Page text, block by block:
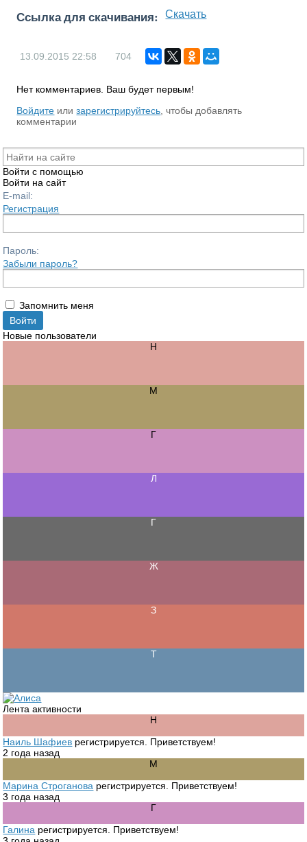
Ссылка для скачивания: Скачать
13.09.2015 22:58 704
Нет комментариев. Ваш будет первым!
Войдите илизарегистрируйтесь , чтобы добавлять
комментарии
Войти с помощью
Войти на сайт
E-mail:
Регистрация
Пароль:
Забыли пароль?
Запомнить меня
Новые пользователи
Лента активности
Наиль Шафиев регистрируется. Приветствуем!
2 года назад
Марина Строганова регистрируется. Приветствуем!
3 года назад
Галина регистрируется. Приветствуем!